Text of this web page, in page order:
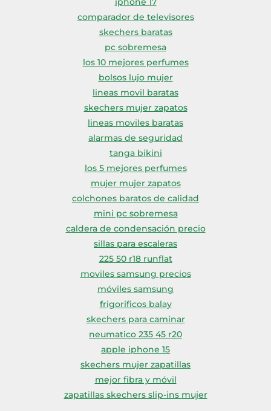
comparador de televisores
skechers baratas
pc sobremesa
los 10 mejores perfumes
bolsos lujo mujer
lineas movil baratas
skechers mujer zapatos
lineas moviles baratas
alarmas de seguridad
tanga bikini
los 5 mejores perfumes
mujer mujer zapatos
colchones baratos de calidad
mini pc sobremesa
caldera de condensación precio
sillas para escaleras
225 50 r18 runflat
moviles samsung precios
móviles samsung
frigorificos balay
skechers para caminar
neumatico 235 45 r20
apple iphone 15
skechers mujer zapatillas
mejor fibra y móvil
zapatillas skechers slip-ins mujer